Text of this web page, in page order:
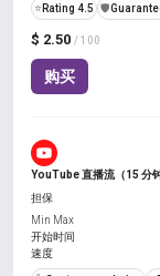
$ 2.50 / 100
购买
⭐ Rating 4.5 ️🛡️
YouTube 直播流（15 分
担保
Min Max
开始时间
速度